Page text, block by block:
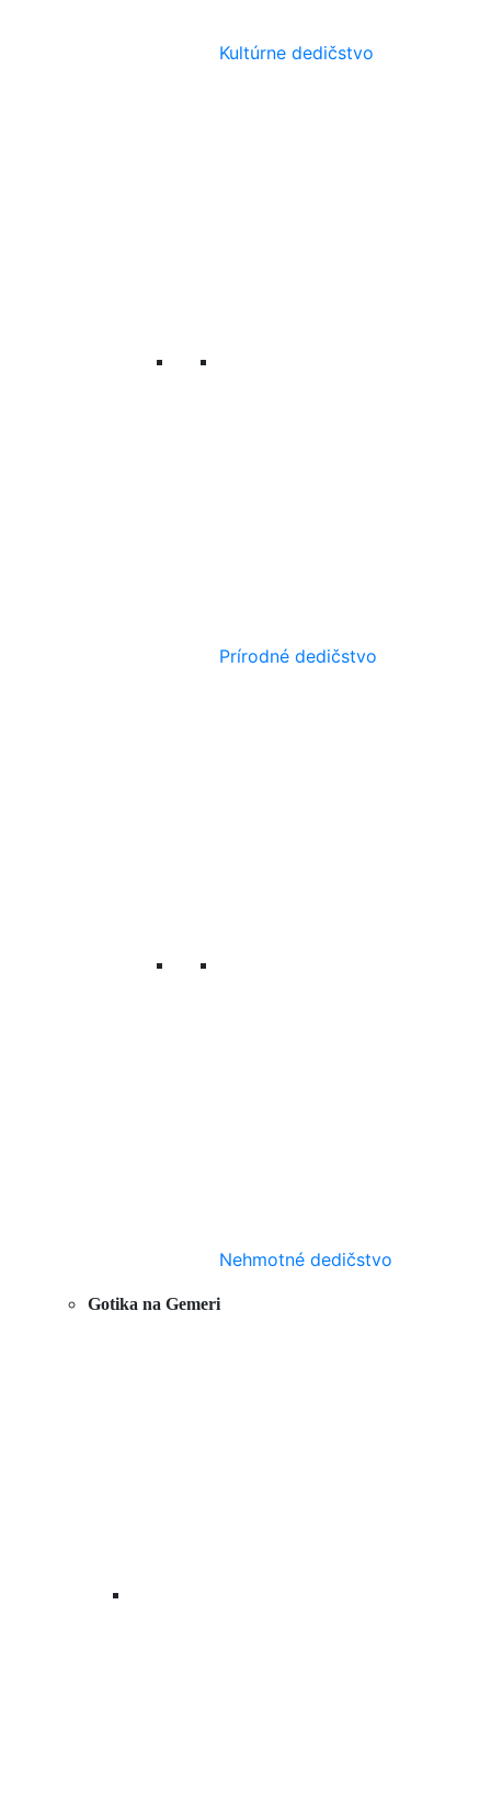
Kultúrne dedičstvo
Prírodné dedičstvo
Nehmotné dedičstvo
Gotika na Gemeri